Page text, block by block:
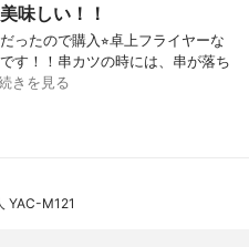
味しい！！
ったので購入⭐︎卓上フライヤーな
す！！串カツの時には、串が落ち
きを見る
YAC-M121